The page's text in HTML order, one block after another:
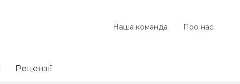
Наша команда Про нас
Рецензії